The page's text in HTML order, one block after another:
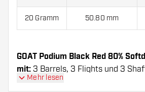
20 Gramm 50.80 mm
GOAT Podium Black Red 80%
mit: 3 Barrels, 3 Flights und 3
Mehr lesen